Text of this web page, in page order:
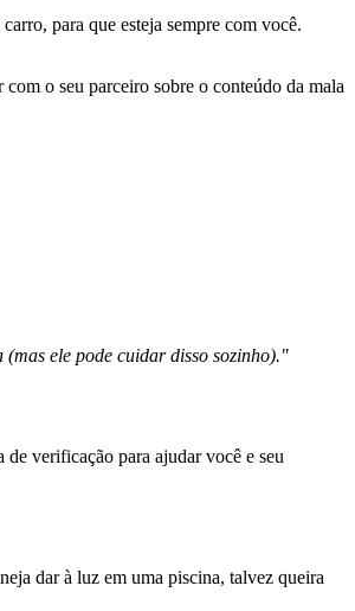
para que esteja sempre com você.
o seu parceiro sobre o conteúdo da mala
ele pode cuidar disso sozinho)."
de verificação para ajudar você e seu
dar à luz em uma piscina, talvez queira